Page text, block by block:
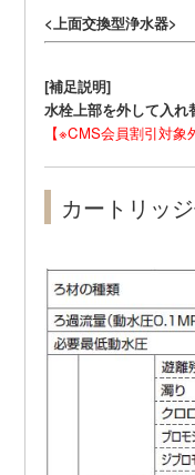
<上面交換型浄水器>
[補足説明]
水栓上部を外して入れ
【※CMS会員割引対象
カートリッ